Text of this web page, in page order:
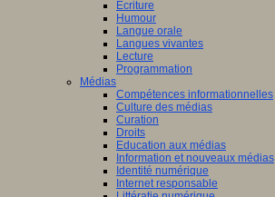
Ecriture
Humour
Langue orale
Langues vivantes
Lecture
Programmation
Médias
Compétences informationnelles
Culture des médias
Curation
Droits
Education aux médias
Information et nouveaux médias
Identité numérique
Internet responsable